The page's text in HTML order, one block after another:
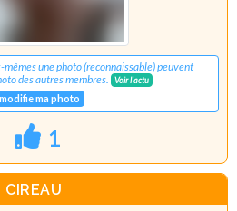
une photo (reconnaissable) peuvent
des autres membres.
Voir l'actu
ma photo
1
CIREAU